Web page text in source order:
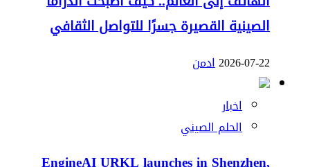
الصينية القصيرة جسرًا للتواصل الثقافي
2026-07-22ادمن
اخبار
الحلم الصيني